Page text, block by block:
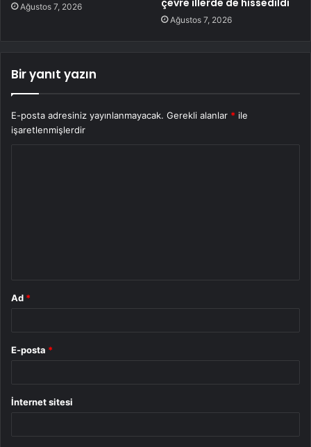
Ağustos 7, 2026
Ağustos 7, 2026
Bir yanıt yazın
E-posta adresiniz yayınlanmayacak. Gerekli alanlar * ile
işaretlenmişlerdir
Ad *
E-posta *
İnternet sitesi